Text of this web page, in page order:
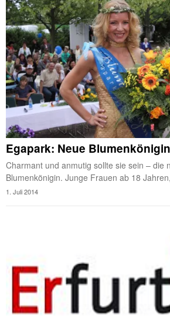
Egapark: Neue
Charmant und anmutig sollte sie sein – die
Blumenkönigin. Junge Frauen ab 18
1. Juli 2014